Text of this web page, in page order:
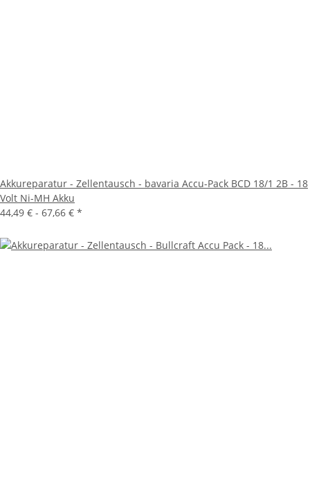
Akkureparatur - Zellentausch - bavaria Accu-Pack BCD 18/1 2B - 18
Volt Ni-MH Akku
44,49 € - 67,66 € *